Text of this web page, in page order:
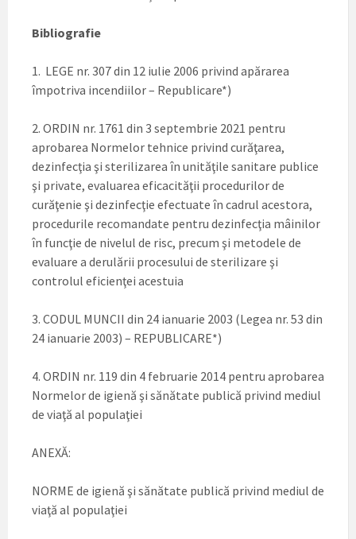
Bibliografie
1. LEGE nr. 307 din 12 iulie 2006 privind apărarea
împotriva incendiilor – Republicare*)
2. ORDIN nr. 1761 din 3 septembrie 2021 pentru
aprobarea Normelor tehnice privind curăţarea,
dezinfecţia şi sterilizarea în unităţile sanitare publice
şi private, evaluarea eficacităţii procedurilor de
curăţenie şi dezinfecţie efectuate în cadrul acestora,
procedurile recomandate pentru dezinfecţia mâinilor
în funcţie de nivelul de risc, precum şi metodele de
evaluare a derulării procesului de sterilizare şi
controlul eficienţei acestuia
3. CODUL MUNCII din 24 ianuarie 2003 (Legea nr. 53 din
24 ianuarie 2003) – REPUBLICARE*)
4. ORDIN nr. 119 din 4 februarie 2014 pentru aprobarea
Normelor de igienă şi sănătate publică privind mediul
de viaţă al populaţiei
ANEXĂ:
NORME de igienă şi sănătate publică privind mediul de
viaţă al populaţiei